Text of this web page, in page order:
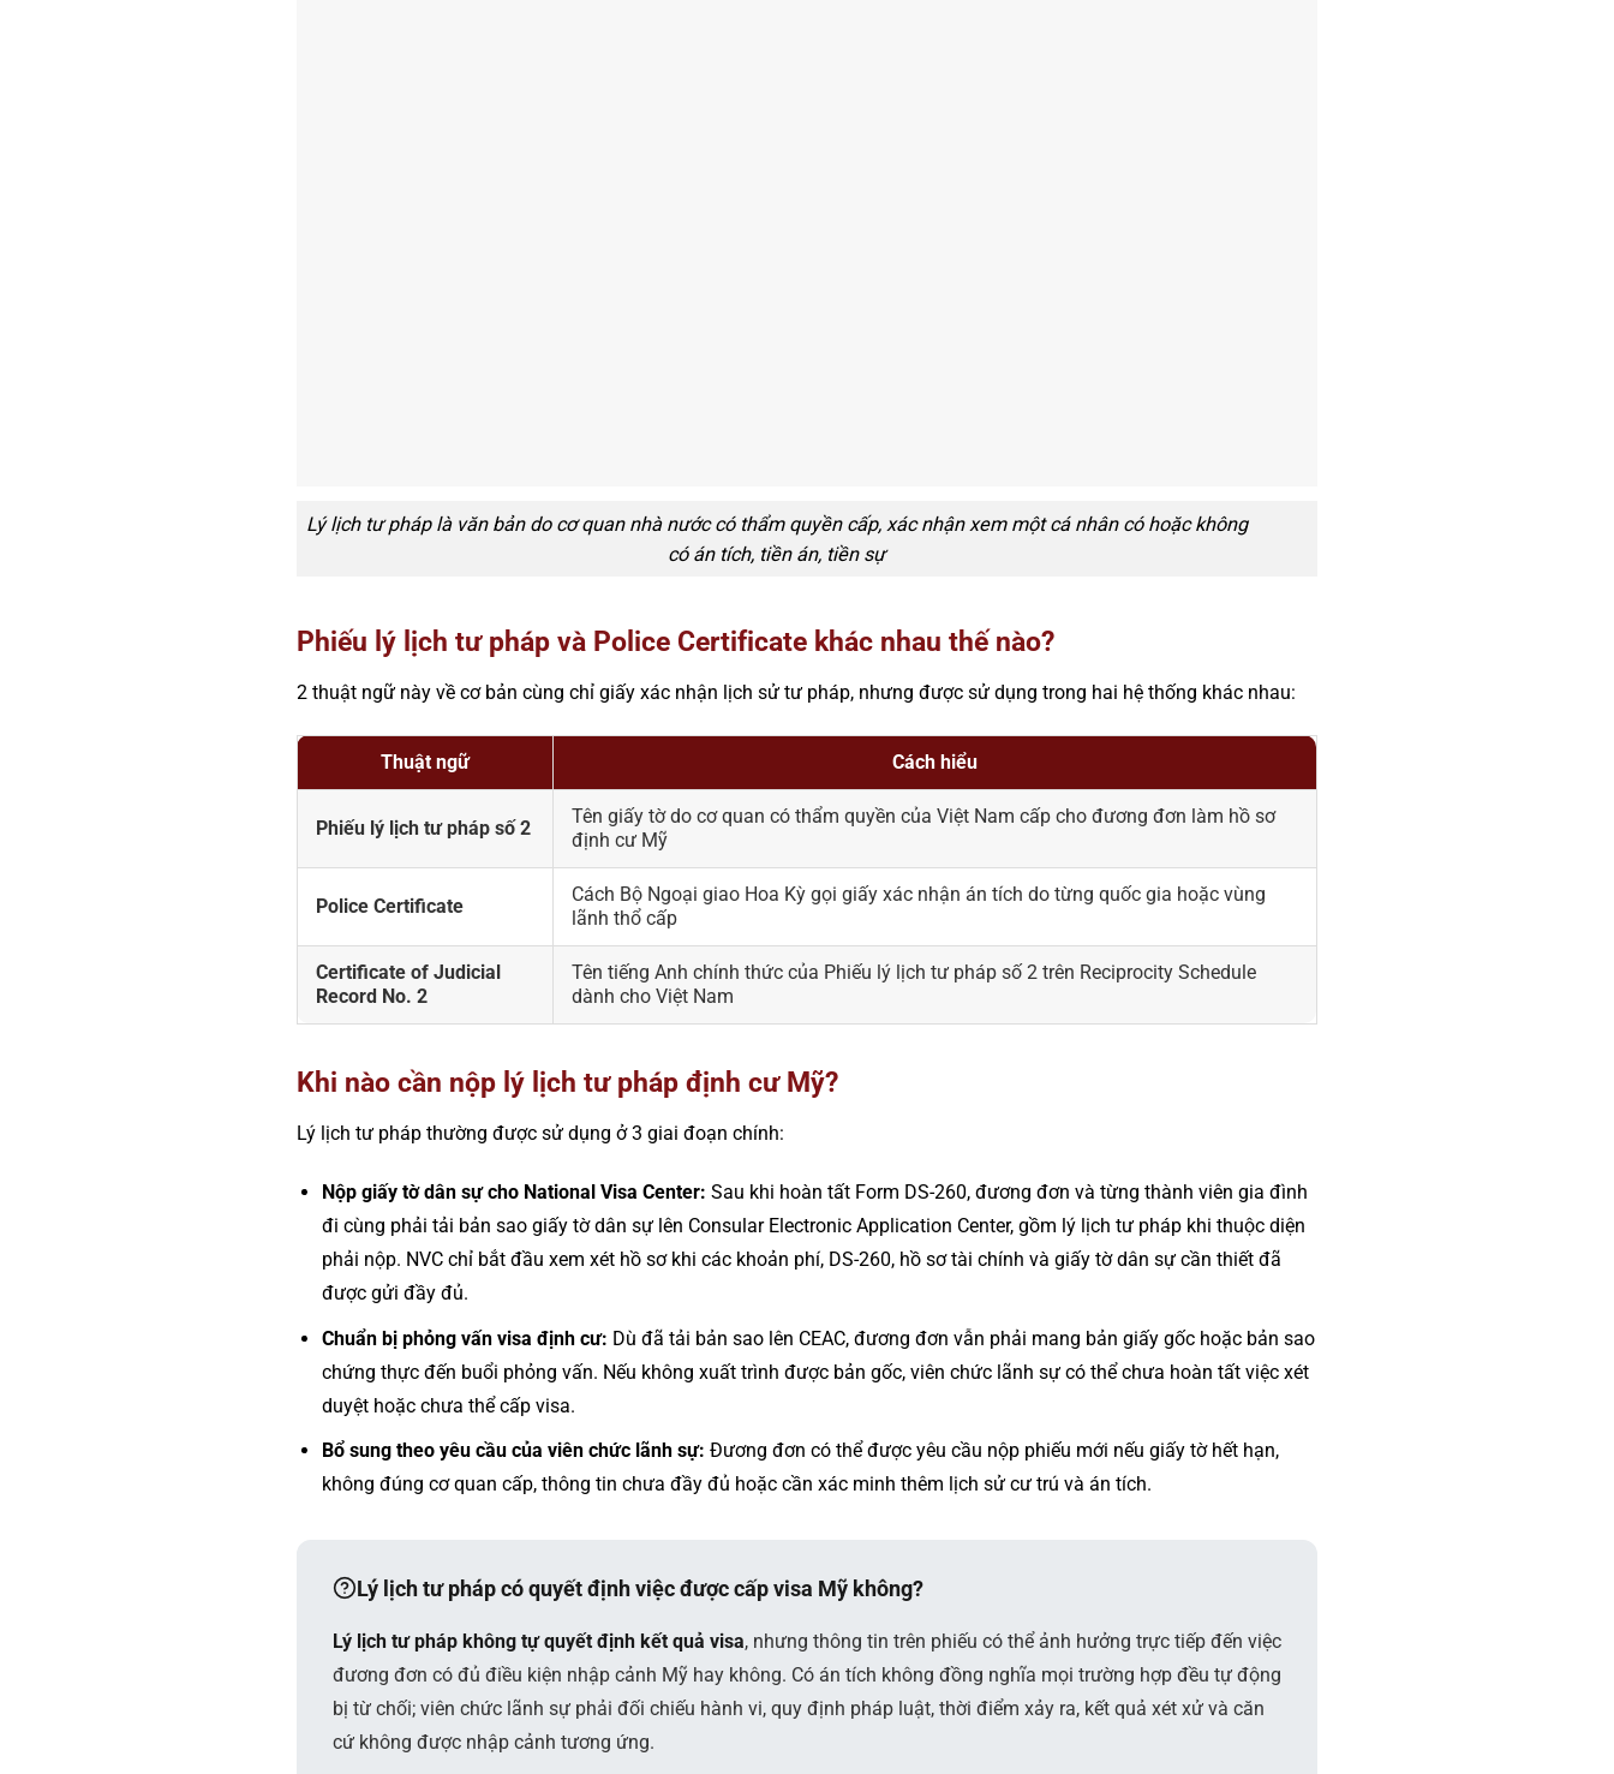
Lý lịch tư pháp là văn bản do cơ quan nhà nước có thẩm quyền cấp, xác nhận xem một cá nhân có hoặc không
có án tích, tiền án, tiền sự
Phiếu lý lịch tư pháp và Police Certificate khác nhau thế nào?
2 thuật ngữ này về cơ bản cùng chỉ giấy xác nhận lịch sử tư pháp, nhưng được sử dụng trong hai hệ thống khác nhau:
Thuật ngữ Cách hiểu
Phiếu lý lịch tư pháp số 2
Tên giấy tờ do cơ quan có thẩm quyền của Việt Nam cấp cho đương đơn làm hồ sơ
định cư Mỹ
Police Certificate
Cách Bộ Ngoại giao Hoa Kỳ gọi giấy xác nhận án tích do từng quốc gia hoặc vùng
lãnh thổ cấp
Certificate of Judicial
Record No. 2
Tên tiếng Anh chính thức của Phiếu lý lịch tư pháp số 2 trên Reciprocity Schedule
dành cho Việt Nam
Khi nào cần nộp lý lịch tư pháp định cư Mỹ?
Lý lịch tư pháp thường được sử dụng ở 3 giai đoạn chính:
Nộp giấy tờ dân sự cho National Visa Center: Sau khi hoàn tất Form DS-260, đương đơn và từng thành viên gia đình
đi cùng phải tải bản sao giấy tờ dân sự lên Consular Electronic Application Center, gồm lý lịch tư pháp khi thuộc diện
phải nộp. NVC chỉ bắt đầu xem xét hồ sơ khi các khoản phí, DS-260, hồ sơ tài chính và giấy tờ dân sự cần thiết đã
được gửi đầy đủ.
Chuẩn bị phỏng vấn visa định cư: Dù đã tải bản sao lên CEAC, đương đơn vẫn phải mang bản giấy gốc hoặc bản sao
chứng thực đến buổi phỏng vấn. Nếu không xuất trình được bản gốc, viên chức lãnh sự có thể chưa hoàn tất việc xét
duyệt hoặc chưa thể cấp visa.
Bổ sung theo yêu cầu của viên chức lãnh sự: Đương đơn có thể được yêu cầu nộp phiếu mới nếu giấy tờ hết hạn,
không đúng cơ quan cấp, thông tin chưa đầy đủ hoặc cần xác minh thêm lịch sử cư trú và án tích.
Lý lịch tư pháp có quyết định việc được cấp visa Mỹ không?
Lý lịch tư pháp không tự quyết định kết quả visa, nhưng thông tin trên phiếu có thể ảnh hưởng trực tiếp đến việc
đương đơn có đủ điều kiện nhập cảnh Mỹ hay không. Có án tích không đồng nghĩa mọi trường hợp đều tự động
bị từ chối; viên chức lãnh sự phải đối chiếu hành vi, quy định pháp luật, thời điểm xảy ra, kết quả xét xử và căn
cứ không được nhập cảnh tương ứng.